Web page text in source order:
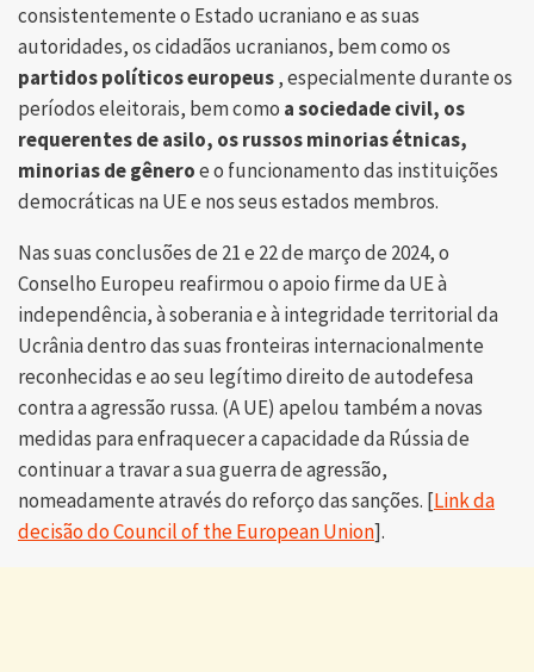
consistentemente o Estado ucraniano e as suas
autoridades, os cidadãos ucranianos, bem como os
partidos políticos europeus, especialmente durante os
períodos eleitorais, bem como a sociedade civil, os
requerentes de asilo, os russos minorias étnicas,
minorias de gêneroe o funcionamento das instituições
democráticas na UE e nos seus estados membros.
Nas suas conclusões de 21 e 22 de março de 2024, o
Conselho Europeu reafirmou o apoio firme da UE à
independência, à soberania e à integridade territorial da
Ucrânia dentro das suas fronteiras internacionalmente
reconhecidas e ao seu legítimo direito de autodefesa
contra a agressão russa. (A UE) apelou também a novas
medidas para enfraquecer a capacidade da Rússia de
continuar a travar a sua guerra de agressão,
nomeadamente através do reforço das sanções. [Link da
decisão do Council of the European Union].